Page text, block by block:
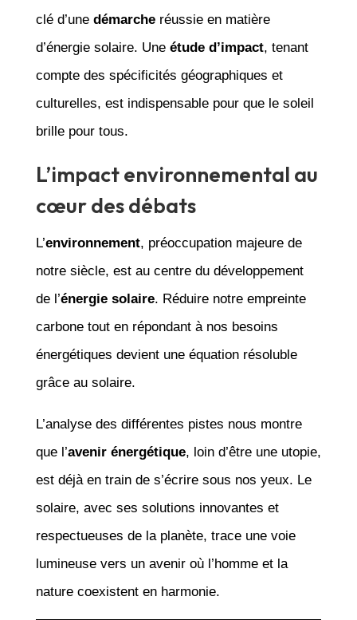
clé d’une démarcheréussie en matière
d’énergie solaire. Une étude d’impact, tenant
compte des spécificités géographiques et
culturelles, est indispensable pour que le soleil
brille pour tous.
L’impact environnemental au
cœur des débats
L’environnement, préoccupation majeure de
notre siècle, est au centre du développement
de l’énergie solaire. Réduire notre empreinte
carbone tout en répondant à nos besoins
énergétiques devient une équation résoluble
grâce au solaire.
L’analyse des différentes pistes nous montre
que l’avenir énergétique, loin d’être une utopie,
est déjà en train de s’écrire sous nos yeux. Le
solaire, avec ses solutions innovantes et
respectueuses de la planète, trace une voie
lumineuse vers un avenir où l’homme et la
nature coexistent en harmonie.